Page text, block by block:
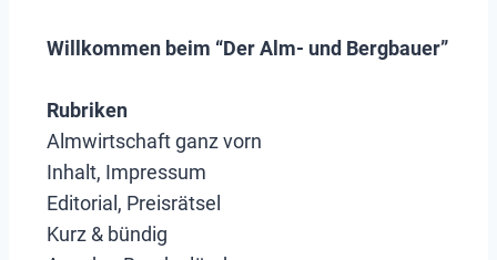
Willkommen beim “Der Alm- und Bergbauer”
Rubriken
Almwirtschaft ganz vorn
Inhalt, Impressum
Editorial, Preisrätsel
Kurz & bündig